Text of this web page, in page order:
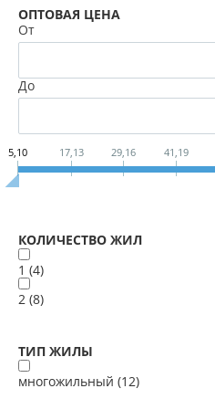
ОПТОВАЯ ЦЕНА
От
До
5,10 17,13 29,16 41,19
КОЛИЧЕСТВО ЖИЛ
1 (4)
2 (8)
ТИП ЖИЛЫ
многожильный (12)